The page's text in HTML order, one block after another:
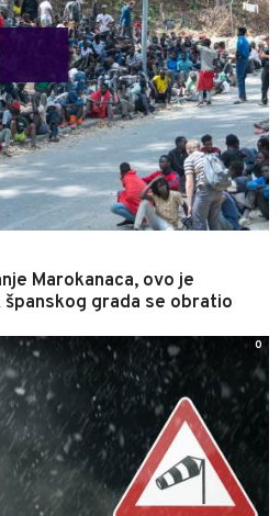
Marokanaca, ovo je
grada se obratio
0